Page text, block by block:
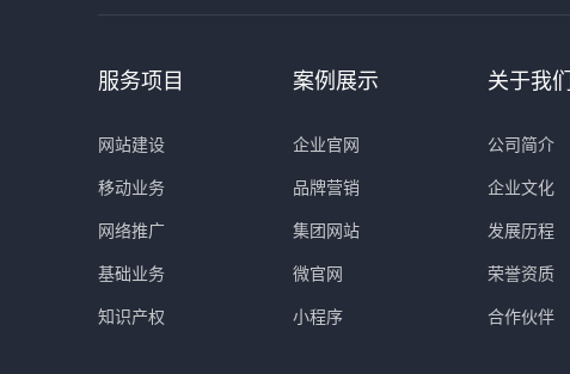
服务项目
网站建设
移动业务
网络推广
基础业务
知识产权
案例展示
企业官网
品牌营销
集团网站
微官网
小程序
关于我们
公司简介
企业文化
发展历程
荣誉资质
合作伙伴